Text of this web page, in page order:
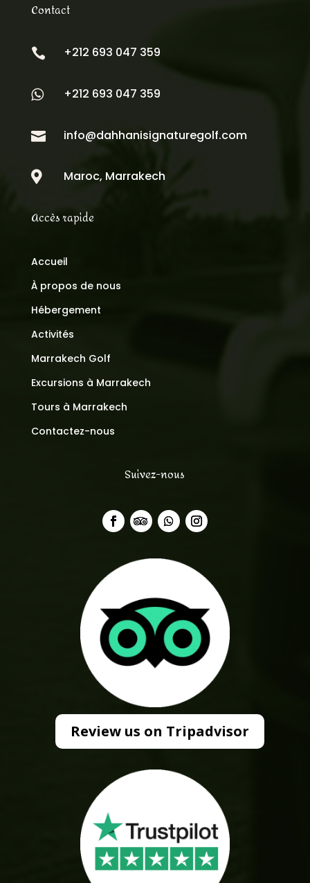
Contact
 +212 693 047 359
 +212 693 047 359
 info@dahhanisignaturegolf.com
 Maroc, Marrakech
Accès rapide
Accueil
À propos de nous
Hébergement
Activités
Marrakech Golf
Excursions à Marrakech
Tours à Marrakech
Contactez-nous
Suivez-nous
Review us on Tripadvisor